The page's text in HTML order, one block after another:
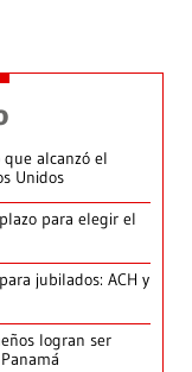
alcanzó el
Unidos
para elegir el
jubilados: ACH y
logran ser